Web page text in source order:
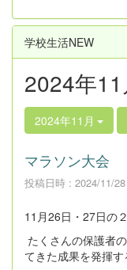
学校生活NEW
2024年
2024年11月
マラソン大会
投稿日時 : 2024/11/28
11月26日・27日の
たくさんの保護者
てきた成果を発揮す